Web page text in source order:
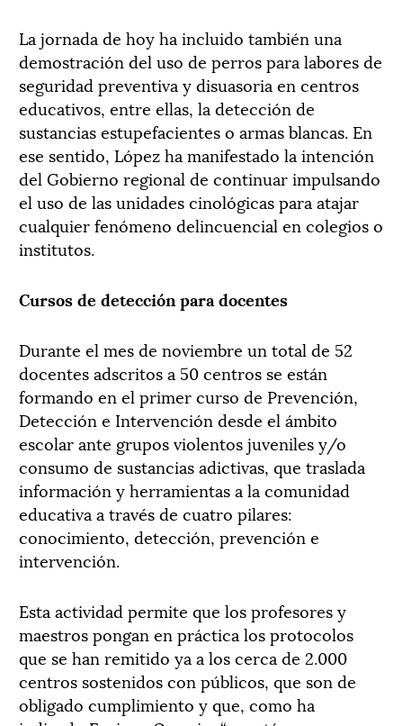
La jornada de hoy ha incluido también una
demostración del uso de perros para labores de
seguridad preventiva y disuasoria en centros
educativos, entre ellas, la detección de
sustancias estupefacientes o armas blancas. En
ese sentido, López ha manifestado la intención
del Gobierno regional de continuar impulsando
el uso de las unidades cinológicas para atajar
cualquier fenómeno delincuencial en colegios o
institutos.
Cursos de detección para docentes
Durante el mes de noviembre un total de 52
docentes adscritos a 50 centros se están
formando en el primer curso de Prevención,
Detección e Intervención desde el ámbito
escolar ante grupos violentos juveniles y/o
consumo de sustancias adictivas, que traslada
información y herramientas a la comunidad
educativa a través de cuatro pilares:
conocimiento, detección, prevención e
intervención.
Esta actividad permite que los profesores y
maestros pongan en práctica los protocolos
que se han remitido ya a los cerca de 2.000
centros sostenidos con públicos, que son de
obligado cumplimiento y que, como ha